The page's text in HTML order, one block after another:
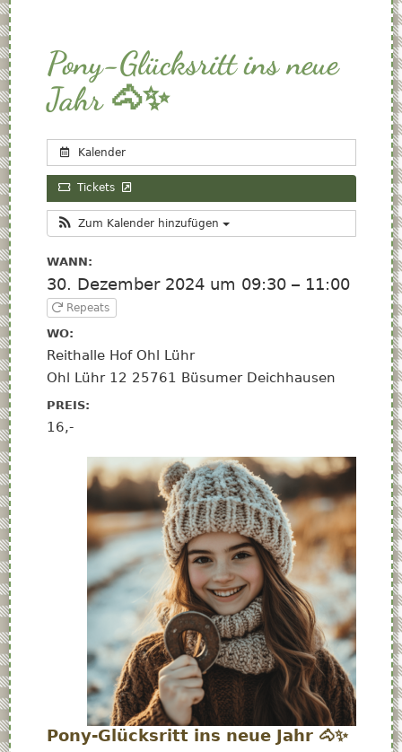
Pony-Glücksritt ins neue
Jahr 🐴✨
Kalender
Tickets
Zum Kalender hinzufügen
WANN:
30. Dezember 2024 um 09:30 – 11:00
Repeats
WO:
Reithalle Hof Ohl Lühr
Ohl Lühr 12 25761 Büsumer Deichhausen
PREIS:
16,-
Pony-Glücksritt ins neue Jahr🐴✨